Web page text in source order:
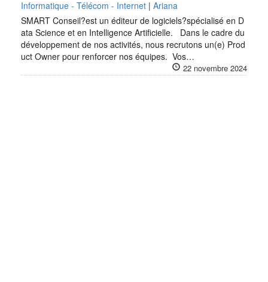
Informatique - Télécom - Internet | Ariana
SMART Conseil?est un éditeur de logiciels?spécialisé en D
ata Science et en Intelligence Artificielle. Dans le cadre du
développement de nos activités, nous recrutons un(e) Prod
uct Owner pour renforcer nos équipes. Vos…
22 novembre 2024